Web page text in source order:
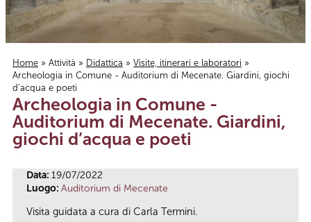
Tu sei qui
Home » Attività » Didattica » Visite, itinerari e laboratori »
Archeologia in Comune - Auditorium di Mecenate. Giardini, giochi
d’acqua e poeti
Archeologia in Comune -
Auditorium di Mecenate. Giardini,
giochi d’acqua e poeti
Data: 19/07/2022
Luogo: Auditorium di Mecenate
Visita guidata a cura di Carla Termini.